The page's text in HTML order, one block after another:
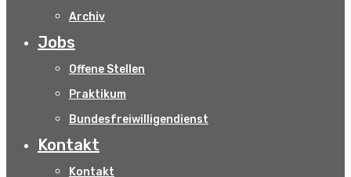
Archiv
Jobs
Offene Stellen
Praktikum
Bundesfreiwilligendienst
Kontakt
Kontakt